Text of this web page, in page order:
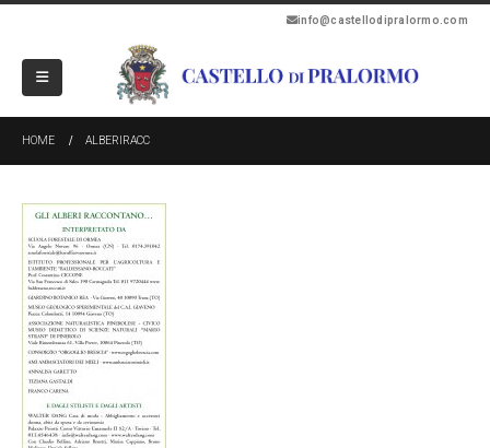
info@castellodipralormo.com
HOME ALBERIRACC